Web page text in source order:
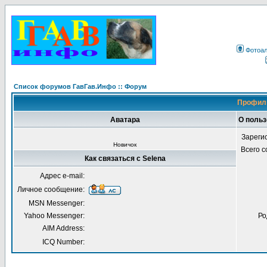
Список форумов ГавГав.Инфо :: Форум
Аватара О
Новичок
Всего
Как связаться с Selena
Адрес e-mail:
Личное сообщение:
MSN Messenger:
Yahoo Messenger:
AIM Address:
ICQ Number: